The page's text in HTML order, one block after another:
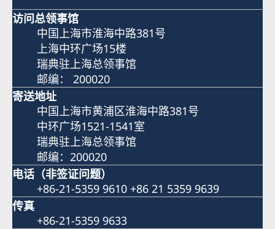
访问总领事馆
中国上海市淮海中路381号
上海中环广场15楼
瑞典驻上海总领事馆
邮编： 200020
寄送地址
中国上海市黄浦区淮海中路381号
中环广场1521-1541室
瑞典驻上海总领事馆
邮编：200020
电话（非签证问题）
+86-21-5359 9610 +86 21 5359 9639
传真
+86-21-5359 9633